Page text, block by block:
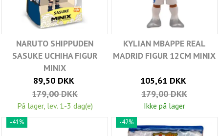
NARUTO SHIPPUDEN
SASUKE UCHIHA FIGUR
MINIX
89,50 DKK
179,00 DKK
På lager, lev. 1-3 dag(e)
KYLIAN MBAPPE REAL
MADRID FIGUR 12CM MINIX
105,61 DKK
179,00 DKK
Ikke på lager
-41% -42%